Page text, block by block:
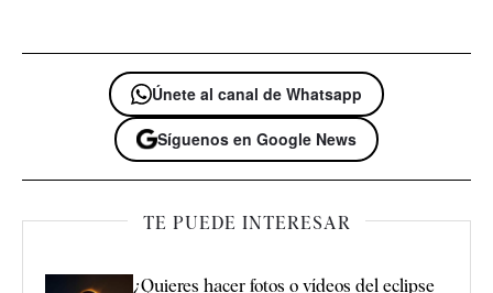
Únete al canal de Whatsapp
Síguenos en Google News
TE PUEDE INTERESAR
¿Quieres hacer fotos o vídeos del eclipse